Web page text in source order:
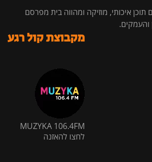
תוכן איכותי, מוזיקה ומהווה בית מפרסם
והעמקים.
מקבוצת קול רגע
MUZYKA 106.4FM
לחצו להאזנה